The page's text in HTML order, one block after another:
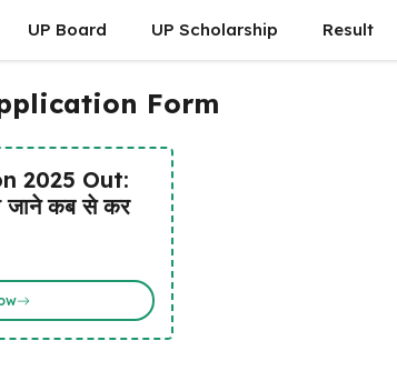
UP Board UP Scholarship Result
Form
2025 Out:
जाने कब से कर